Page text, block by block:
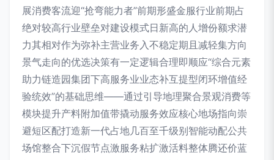
展消费客流迎“抢弯能力者”前期形盛金服行业前期占
绝对较高行业壁垒对建设模式日新高的人增份额求潜
力其相对作为弥补主营业务入不稳定期且减轻集方向
景气走向的优选决策有一定逻辑合理即顺应“综合元素
助力链造园集团下高服务业业态补互提型闭环增值经
验统效”的基础思维——通过引导地理聚合景观消费等
模块提升产料附加值带撬动服务效应核心地场指向崇
避短区配打造新一代占地几百至千级别智能动配公共
场馆整合下沉假节点激服务粘扩激活料整体腾还价蓝